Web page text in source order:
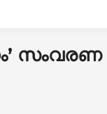
സംവരണ